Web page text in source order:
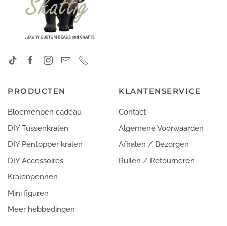
PRODUCTEN
Bloemenpen cadeau
DIY Tussenkralen
DIY Pentopper kralen
DIY Accessoires
Kralenpennen
Mini figuren
Meer hebbedingen
KLANTENSERVICE
Contact
Algemene Voorwaarden
Afhalen / Bezorgen
Ruilen / Retourneren